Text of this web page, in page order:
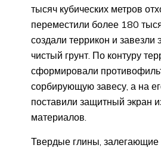
тысяч кубических метров
переместили более 180
создали террикон и завезли
чистый грунт. По контуру
сформировали
сорбирующую завесу, а на
поставили защитный экран
материалов.
Твердые глины, залегающие